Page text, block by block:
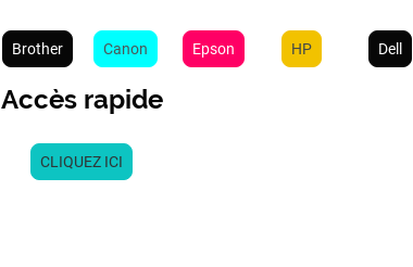
Accès rapide
CLIQUEZ ICI
Brother Canon Epson HP Dell